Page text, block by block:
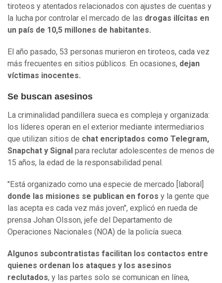
tiroteos y atentados relacionados con ajustes de cuentas y
la lucha por controlar el mercado de las drogas ilícitas en
un país de 10,5 millones de habitantes.
El año pasado, 53 personas murieron en tiroteos, cada vez
más frecuentes en sitios públicos. En ocasiones, dejan
víctimas inocentes.
Se buscan asesinos
La criminalidad pandillera sueca es compleja y organizada:
los líderes operan en el exterior mediante intermediarios
que utilizan sitios de chat encriptados como Telegram,
Snapchat y Signal para reclutar adolescentes de menos de
15 años, la edad de la responsabilidad penal.
"Está organizado como una especie de mercado [laboral]
donde las misiones se publican en foros y la gente que
las acepta es cada vez más joven", explicó en rueda de
prensa Johan Olsson, jefe del Departamento de
Operaciones Nacionales (NOA) de la policía sueca.
Algunos subcontratistas facilitan los contactos entre
quienes ordenan los ataques y los asesinos
reclutados, y las partes solo se comunican en línea,